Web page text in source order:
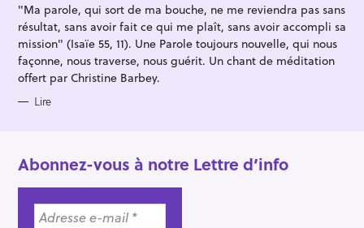
E
"Ma parole, qui sort de ma bouche, ne me reviendra pas sans
résultat, sans avoir fait ce qui me plaît, sans avoir accompli sa
mission" (Isaïe 55, 11). Une Parole toujours nouvelle, qui nous
façonne, nous traverse, nous guérit. Un chant de méditation
offert par Christine Barbey.
Lire
Abonnez-vous à notre Lettre d’info